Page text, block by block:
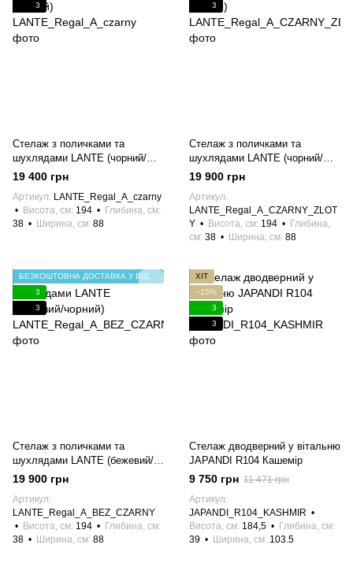
3
Стелаж з поличками та
шухлядами LANTE (чорний/
чорний)
19 400 грн
Артикул
LANTE_Regal_A_czarny
Висота, см 194
Глибина, см
38
Ширина, см 88
3
Стелаж з поличками та
шухлядами LANTE (чорний/
золото)
19 900 грн
Артикул
LANTE_Regal_A_CZARNY_ZLOT
Y
Висота, см 194
Глибина,
см 38 Ширина, см 88
3
3
Стелаж з поличками та
шухлядами LANTE (бежевий/
чорний)
19 900 грн
Артикул
LANTE_Regal_A_BEZ_CZARNY
Висота, см 194
Глибина, см
38
Ширина, см 88
ХІТ
−15%
3
3
Стелаж дводверний у вітальню
JAPANDI R104 Кашемір
9 750 грн 11 471 грн
Артикул
JAPANDI_R104_KASHMIR
Висота, см 184,5
Глибина, см
39
Ширина, см 103.5